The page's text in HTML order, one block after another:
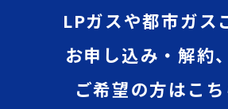
LPガスや都市ガス
お申し込み・解約
ご希望の方はこ